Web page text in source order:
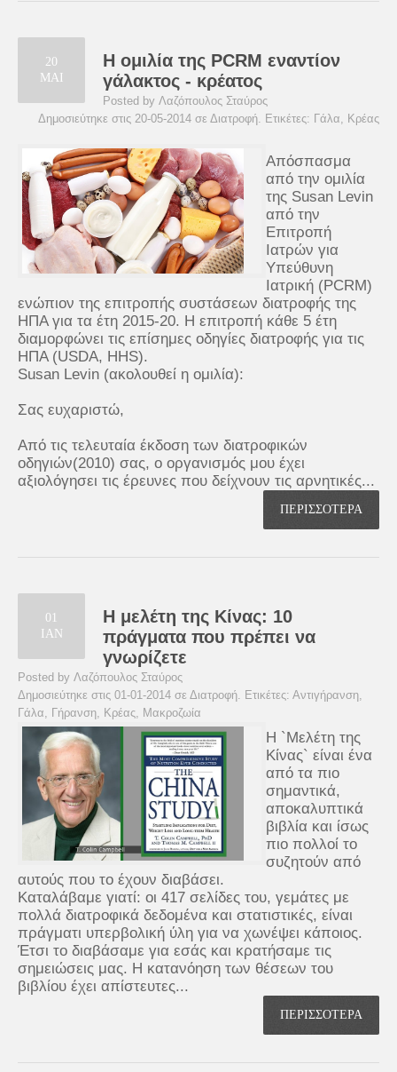
20
ΜΑΙ
Η ομιλία της PCRM εναντίον
γάλακτος - κρέατος
Posted by Λαζόπουλος Σταύρος
Δημοσιεύτηκε στις 20-05-2014 σε Διατροφή. Ετικέτες: Γάλα, Κρέας
Απόσπασμα
από την ομιλία
της Susan Levin
από την
Επιτροπή
Ιατρών για
Υπεύθυνη
Ιατρική (PCRM)
ενώπιον της επιτροπής συστάσεων διατροφής της
ΗΠΑ για τα έτη 2015-20. Η επιτροπή κάθε 5 έτη
διαμορφώνει τις επίσημες οδηγίες διατροφής για τις
ΗΠΑ (USDA, HHS).
Susan Levin (ακολουθεί η ομιλία):
Σας ευχαριστώ,
Από τις τελευταία έκδοση των διατροφικών
οδηγιών(2010) σας, ο οργανισμός μου έχει
αξιολόγησει τις έρευνες που δείχνουν τις αρνητικές...
ΠΕΡΙΣΣΟΤΕΡΑ
01
ΙΑΝ
Η μελέτη της Κίνας: 10
πράγματα που πρέπει να
γνωρίζετε
Posted by Λαζόπουλος Σταύρος
Δημοσιεύτηκε στις 01-01-2014 σε Διατροφή. Ετικέτες: Αντιγήρανση,
Γάλα, Γήρανση, Κρέας, Μακροζωία
Η `Μελέτη της
Κίνας` είναι ένα
από τα πιο
σημαντικά,
αποκαλυπτικά
βιβλία και ίσως
πιο πολλοί το
συζητούν από
αυτούς που το έχουν διαβάσει.
Καταλάβαμε γιατί: οι 417 σελίδες του, γεμάτες με
πολλά διατροφικά δεδομένα και στατιστικές, είναι
πράγματι υπερβολική ύλη για να χωνέψει κάποιος.
Έτσι το διαβάσαμε για εσάς και κρατήσαμε τις
σημειώσεις μας. Η κατανόηση των θέσεων του
βιβλίου έχει απίστευτες...
ΠΕΡΙΣΣΟΤΕΡΑ